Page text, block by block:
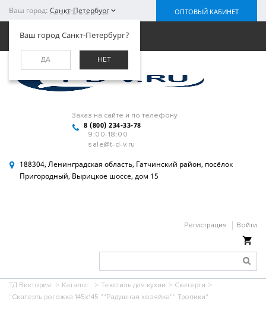
Ваш город: Санкт-Петербург
Ваш город Санкт-Петербург?
ДА НЕТ
ОПТОВЫЙ КАБИНЕТ
Заказ на сайте и по телефону
8 (800) 234-33-78
9:00-18:00
sale@t-d-v.ru
188304, Ленинградская область, Гатчинский район, посёлок
Пригородный, Вырицкое шоссе, дом 15
Регистрация Войти
Меню
ТД Виктория. > Каталог. > Текстиль для кухни > Скатерти >
"Скатерть рогожка 145х145 ""Радушная хозяйка"" Тропики"